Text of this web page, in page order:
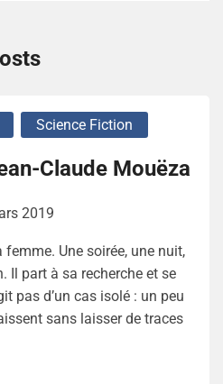
Science Fiction
Claude Mouëza
2019
Une soirée, une nuit,
Il part à sa recherche et se
pas d’un cas isolé : un peu
sans laisser de traces